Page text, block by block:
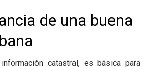
de una buena
catastral, es básica para